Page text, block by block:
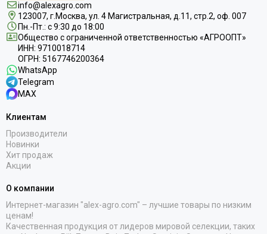
info@alexagro.com
123007, г.Москва, ул. 4 Магистральная, д.11, стр.2, оф. 007
Пн.-Пт.: с 9:30 до 18:00
Общество с ограниченной ответственностью «АГРООПТ»
ИНН: 9710018714
ОГРН: 5167746200364
WhatsApp
Telegram
MAX
Клиентам
Производители
Новинки
Хит продаж
Акции
О компании
Интернет-магазин "alex-agro.com" – лучшие товары по низким
ценам!
Качественная продукция от лидеров мировой селекции, таких